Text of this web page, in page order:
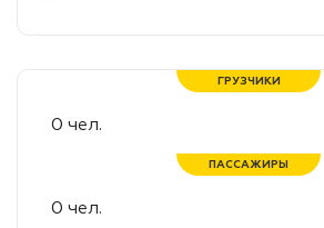
ГРУЗЧИКИ
ПАССАЖИРЫ